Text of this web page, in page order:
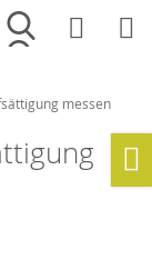
Merkliste
messen